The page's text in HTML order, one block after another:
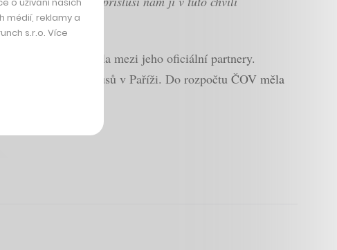
, která také patřila mezi jeho oficiální partnery.
Rusů a Bělorusů v Paříži. Do rozpočtu ČOV měla
médií, reklamy a
s.r.o. Více